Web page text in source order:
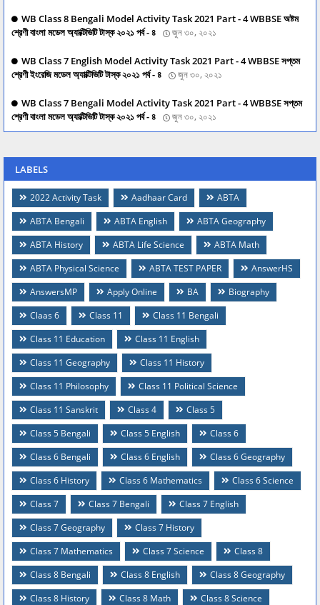
WB Class 8 Bengali Model Activity Task 2021 Part - 4 WBBSE অষ্টম
শ্রেণী বাংলা মডেল অ্যাক্টিভিটি টাস্ক ২০২১ পর্ব - ৪
জুন ৩০, ২০২১
WB Class 7 English Model Activity Task 2021 Part - 4 WBBSE সপ্তম
শ্রেণী ইংরেজি মডেল অ্যাক্টিভিটি টাস্ক ২০২১ পর্ব - ৪
জুন ৩০, ২০২১
WB Class 7 Bengali Model Activity Task 2021 Part - 4 WBBSE সপ্তম
শ্রেণী বাংলা মডেল অ্যাক্টিভিটি টাস্ক ২০২১ পর্ব - ৪
জুন ৩০, ২০২১
LABELS
2022 Activity Task Aadhaar Card
ABTA
ABTA Bengali
ABTA English
ABTA Geography
ABTA History
ABTA Life Science
ABTA Math
ABTA Physical Science
ABTA TEST PAPER
AnswerHS
AnswersMP
Apply Online BA
Biography
Claas 6
Class 11
Class 11 Bengali
Class 11 Education
Class 11 English
Class 11 Geography
Class 11 History
Class 11 Philosophy
Class 11 Political Science
Class 11 Sanskrit
Class 4
Class 5
Class 5 Bengali
Class 5 English
Class 6
Class 6 Bengali
Class 6 English
Class 6 Geography
Class 6 History
Class 6 Mathematics
Class 6 Science
Class 7
Class 7 Bengali
Class 7 English
Class 7 Geography
Class 7 History
Class 7 Mathematics
Class 7 Science
Class 8
Class 8 Bengali
Class 8 English
Class 8 Geography
Class 8 History
Class 8 Math
Class 8 Science